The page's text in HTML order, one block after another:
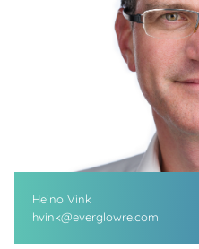
Heino Vink
hvink@everglowre.com